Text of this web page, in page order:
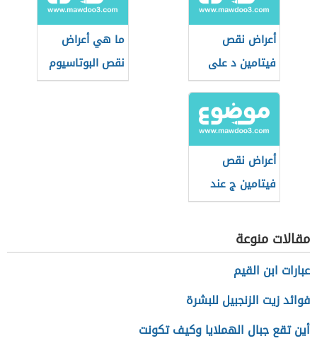
أعراض نقص
فيتامين د على
الجلد
ما هي أعراض
نقص البوتاسيوم
أعراض نقص
فيتامين ج عند
النساء
مقالات منوعة
عبارات ابن القيم
فوائد زيت الزنجبيل للبشرة
أين تقع جبال الهملايا وكيف تكونت